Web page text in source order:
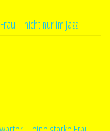
– nicht nur im Jazz